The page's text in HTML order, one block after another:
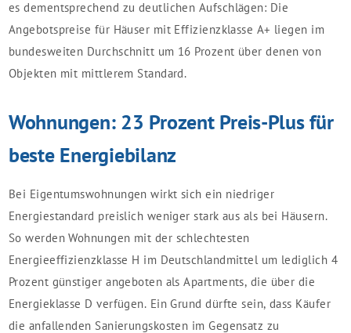
es dementsprechend zu deutlichen Aufschlägen: Die
Angebotspreise für Häuser mit Effizienzklasse A+ liegen im
bundesweiten Durchschnitt um 16 Prozent über denen von
Objekten mit mittlerem Standard.
Wohnungen: 23 Prozent Preis-Plus für
beste Energiebilanz
Bei Eigentumswohnungen wirkt sich ein niedriger
Energiestandard preislich weniger stark aus als bei Häusern.
So werden Wohnungen mit der schlechtesten
Energieeffizienzklasse H im Deutschlandmittel um lediglich 4
Prozent günstiger angeboten als Apartments, die über die
Energieklasse D verfügen. Ein Grund dürfte sein, dass Käufer
die anfallenden Sanierungskosten im Gegensatz zu